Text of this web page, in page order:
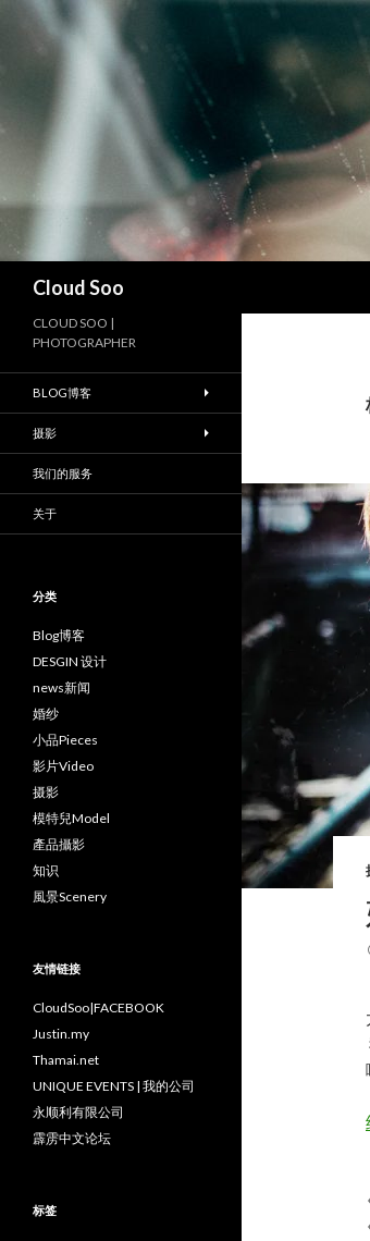
Cloud Soo
CLOUD SOO |
PHOTOGRAPHER
BLOG博客
摄影
我们的服务
关于
分类
Blog博客
DESGIN 设计
news新闻
婚纱
小品Pieces
影片Video
摄影
模特兒Model
產品攝影
知识
風景Scenery
友情链接
CloudSoo|FACEBOOK
Justin.my
Thamai.net
UNIQUE EVENTS | 我的公司
永顺利有限公司
霹雳中文论坛
标签